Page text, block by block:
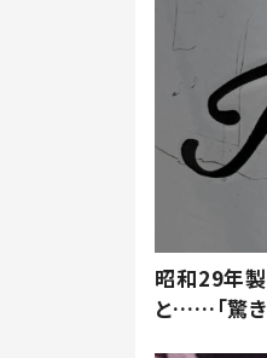
昭和29年
と……「驚き